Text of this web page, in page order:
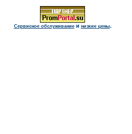
Сервисное обслуживаниеи низкие цены.